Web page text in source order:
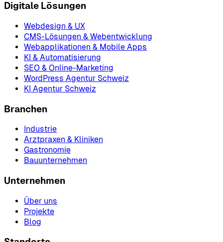
Digitale Lösungen
Webdesign & UX
CMS-Lösungen & Webentwicklung
Webapplikationen & Mobile Apps
KI & Automatisierung
SEO & Online-Marketing
WordPress Agentur Schweiz
KI Agentur Schweiz
Branchen
Industrie
Arztpraxen & Kliniken
Gastronomie
Bauunternehmen
Unternehmen
Über uns
Projekte
Blog